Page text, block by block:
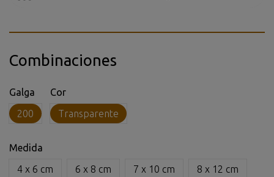
Combinaciones
Galga
200
Cor
Transparente
Medida
4 x 6 cm
6 x 8 cm 7 x 10 cm 8 x 12 cm